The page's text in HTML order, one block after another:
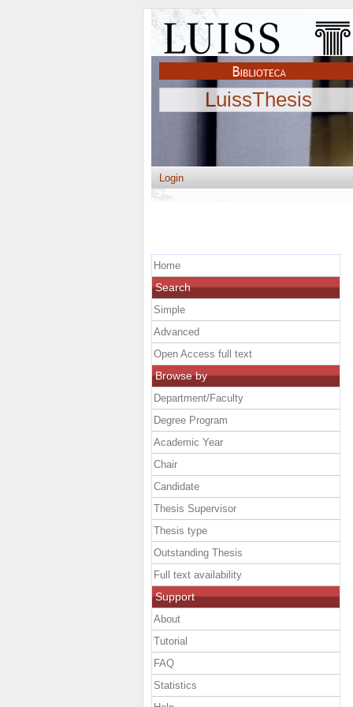
LuissThesis
Login
Home
Search
Simple
Advanced
Open Access full text
Browse by
Department/Faculty
Degree Program
Academic Year
Chair
Candidate
Thesis Supervisor
Thesis type
Outstanding Thesis
Full text availability
Support
About
Tutorial
FAQ
Statistics